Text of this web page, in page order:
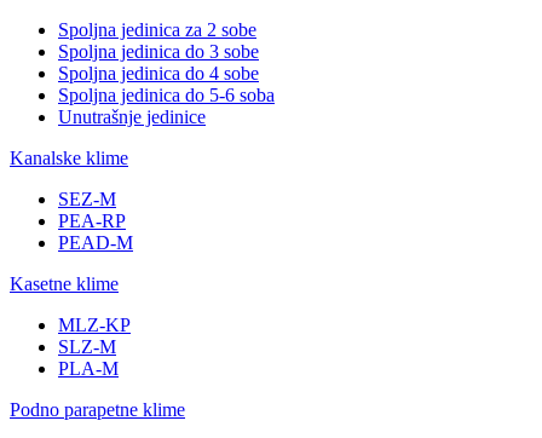
Spoljna jedinica za 2 sobe
Spoljna jedinica do 3 sobe
Spoljna jedinica do 4 sobe
Spoljna jedinica do 5-6 soba
Unutrašnje jedinice
Kanalske klime
SEZ-M
PEA-RP
PEAD-M
Kasetne klime
MLZ-KP
SLZ-M
PLA-M
Podno parapetne klime